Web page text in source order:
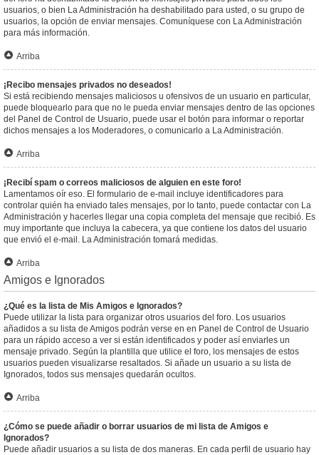
usuarios, o bien La Administración ha deshabilitado para usted, o su grupo de
usuarios, la opción de enviar mensajes. Comuníquese con La Administración
para más información.
Arriba
¡Recibo mensajes privados no deseados!
Si está recibiendo mensajes maliciosos u ofensivos de un usuario en particular,
puede bloquearlo para que no le pueda enviar mensajes dentro de las opciones
del Panel de Control de Usuario, puede usar el botón para informar o reportar
dichos mensajes a los Moderadores, o comunicarlo a La Administración.
Arriba
¡Recibí spam o correos maliciosos de alguien en este foro!
Lamentamos oír eso. El formulario de e-mail incluye identificadores para
controlar quién ha enviado tales mensajes, por lo tanto, puede contactar con La
Administración y hacerles llegar una copia completa del mensaje que recibió. Es
muy importante que incluya la cabecera, ya que contiene los datos del usuario
que envió el e-mail. La Administración tomará medidas.
Arriba
Amigos e Ignorados
¿Qué es la lista de Mis Amigos e Ignorados?
Puede utilizar la lista para organizar otros usuarios del foro. Los usuarios
añadidos a su lista de Amigos podrán verse en en Panel de Control de Usuario
para un rápido acceso a ver si están identificados y poder así enviarles un
mensaje privado. Según la plantilla que utilice el foro, los mensajes de estos
usuarios pueden visualizarse resaltados. Si añade un usuario a su lista de
Ignorados, todos sus mensajes quedarán ocultos.
Arriba
¿Cómo se puede añadir o borrar usuarios de mi lista de Amigos e
Ignorados?
Puede añadir usuarios a su lista de dos maneras. En cada perfil de usuario hay